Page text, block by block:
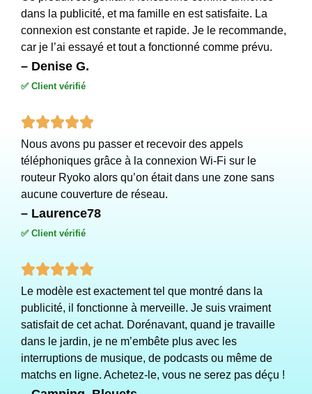
out
of
dans la publicité, et ma famille en est satisfaite. La
connexion est constante et rapide. Je le recommande,
car je l’ai essayé et tout a fonctionné comme prévu.
– Denise G.
✅ Client vérifié

5
out
of
Nous avons pu passer et recevoir des appels
téléphoniques grâce à la connexion Wi-Fi sur le
routeur Ryoko alors qu’on était dans une zone sans
aucune couverture de réseau.
– Laurence78
✅ Client vérifié

5
out
of
5
Le modèle est exactement tel que montré dans la
publicité, il fonctionne à merveille. Je suis vraiment
satisfait de cet achat. Dorénavant, quand je travaille
dans le jardin, je ne m’embête plus avec les
interruptions de musique, de podcasts ou même de
matchs en ligne. Achetez-le, vous ne serez pas déçu !